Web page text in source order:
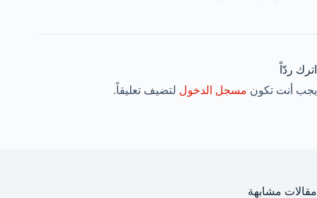
اترك ردّاً
يجب أنت تكون مسجل الدخول لتضيف تعليقاً.
مقالات مشابهة